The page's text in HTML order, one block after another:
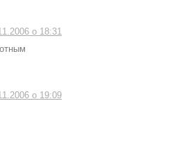
о 18:31
о 19:09